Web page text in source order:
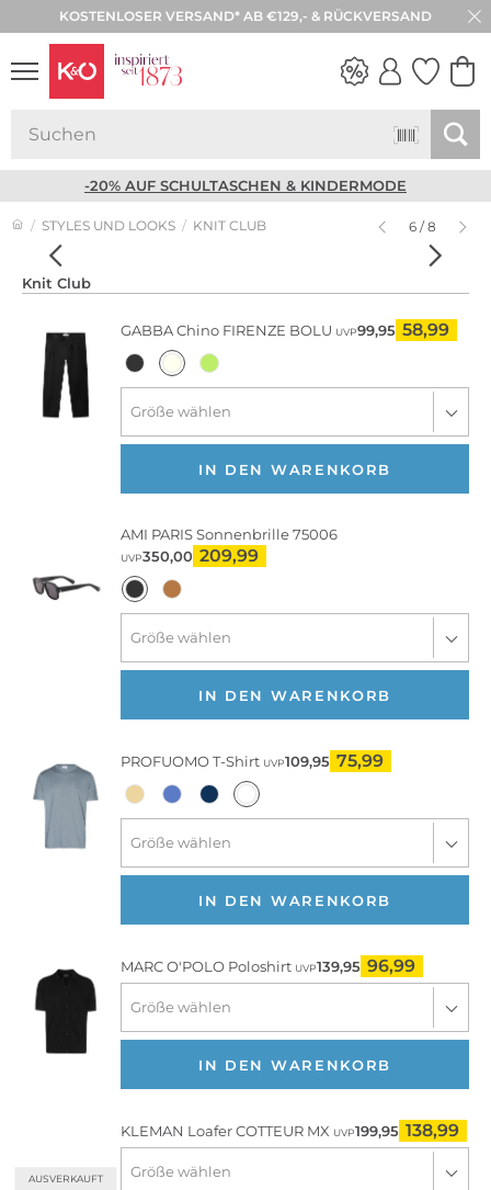
KOSTENLOSER VERSAND* AB €129,- & RÜCKVERSAND
-20% AUF SCHULTASCHEN & KINDERMODE
STYLES UND LOOKS KNIT CLUB 6 / 8
Knit Club
GABBAChino FIRENZE BOLU UVP99,95 58,99
IN DEN WARENKORB
AMI PARISSonnenbrille 75006
UVP350,00 209,99
IN DEN WARENKORB
PROFUOMOT-Shirt UVP109,95 75,99
IN DEN WARENKORB
MARC O'POLO Poloshirt UVP139,95 96,99
IN DEN WARENKORB
AUSVERKAUFT
KLEMAN Loafer COTTEUR MX UVP199,95 138,99